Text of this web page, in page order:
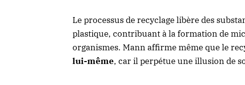
Le processus de recyclage libère des
plastique, contribuant à la formation de
organismes. Mann affirme même que le
lui-même, car il perpétue une illusion de